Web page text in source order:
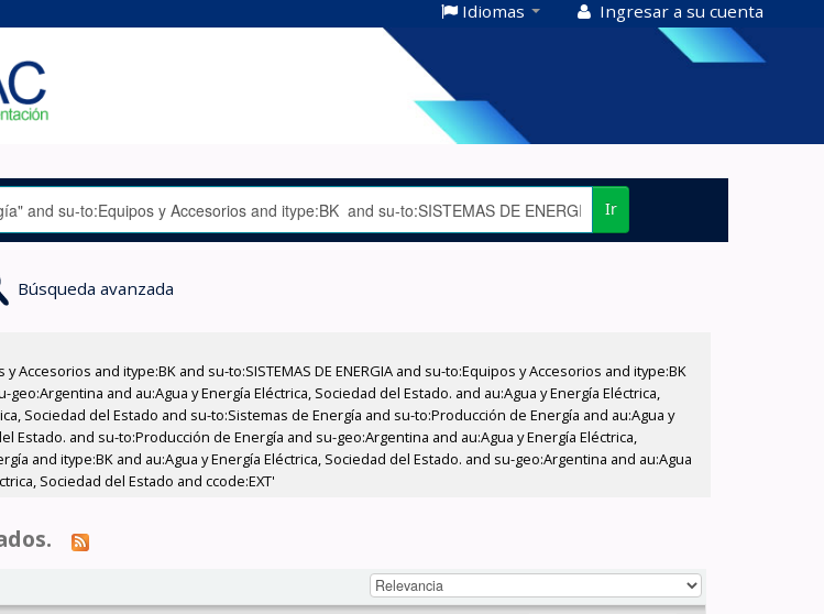
Idiomas Ingresar a su cuenta
Ir
Búsqueda avanzada
and itype:BK and su-to:SISTEMAS DE ENERGIA and su-to:Equipos y Accesorios and itype:BK
and au:Agua y Energía Eléctrica, Sociedad del Estado. and au:Agua y Energía Eléctrica,
Sociedad del Estado and su-to:Sistemas de Energía and su-to:Producción de Energía and au:Agua y
Estado. and su-to:Producción de Energía and su-geo:Argentina and au:Agua y Energía Eléctrica,
and itype:BK and au:Agua y Energía Eléctrica, Sociedad del Estado. and su-geo:Argentina and au:Agua
Sociedad del Estado and ccode:EXT'